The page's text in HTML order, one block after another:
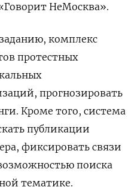
НеМосква».
комплекс
протестных
прогнозировать
Кроме того, система
публикации
фиксировать связи
поиска
тематике.